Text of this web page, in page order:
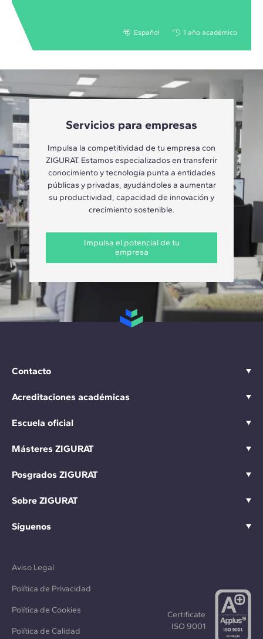
Español 1 año académico
Servicios para empresas
Impulsa la competitividad de tu empresa con
ZIGURAT. Estamos especializados en transferir
conocimiento y tecnología punta a entidades
públicas y privadas, ayudándoles a aumentar
su productividad, capacidad de innovación y
crecimiento sostenible.
Impulsa el potencial de tu
empresa
Contacto
Acreditaciones académicas
Escuela oficial
Másteres ZIGURAT
Posgrados ZIGURAT
Sobre ZIGURAT
Síguenos
Aviso Legal
Política de Privacidad
Política de Cookies
Política de Calidad
Certificate
ISO 9001